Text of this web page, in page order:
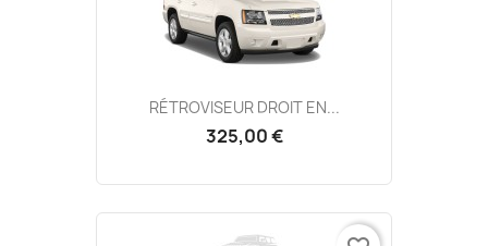
RÉTROVISEUR DROIT EN...
325,00 €